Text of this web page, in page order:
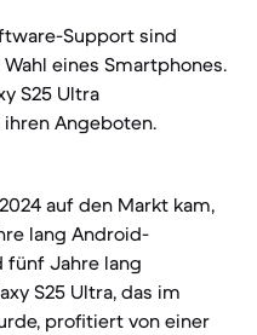
Support sind
eines Smartphones.
S25 Ultra
Angeboten.
auf den Markt kam,
lang Android-
fünf Jahre lang
S25 Ultra, das im
profitiert von einer